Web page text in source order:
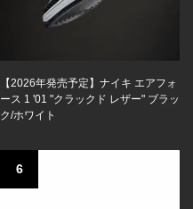
【2026年発売予定】ナイキ エアフォ
ース 1 '01 "クラックド レザー" ブラッ
ク/ホワイト
6